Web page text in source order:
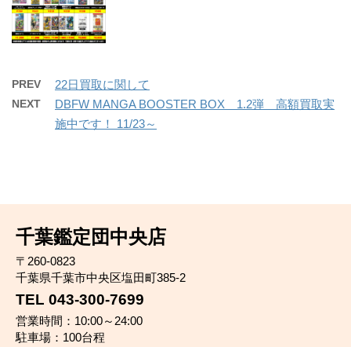
PREV 22日買取に関して
NEXT
DBFW MANGA BOOSTER BOX 1.2弾 高額買取実
施中です！ 11/23～
千葉鑑定団中央店
〒260-0823
千葉県千葉市中央区塩田町385-2
TEL 043-300-7699
営業時間：10:00～24:00
駐車場：100台程